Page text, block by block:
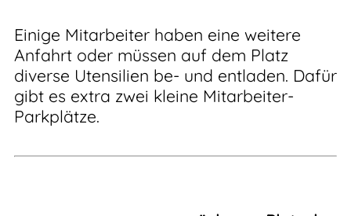
Einige Mitarbeiter haben eine weitere
Anfahrt oder müssen auf dem Platz
diverse Utensilien be- und entladen. Dafür
gibt es extra zwei kleine Mitarbeiter-
Parkplätze.